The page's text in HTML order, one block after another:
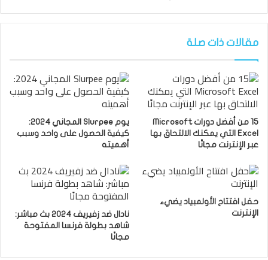
مقالات ذات صلة
15 من أفضل دورات Microsoft
Excel التي يمكنك الالتحاق بها
عبر الإنترنت مجانًا
يوم Slurpee المجاني 2024:
كيفية الحصول على واحد وسبب
أهميته
حفل افتتاح الأولمبياد يضيء
الإنترنت
نادال ضد زفيريف 2024 بث مباشر:
شاهد بطولة فرنسا المفتوحة
مجانًا